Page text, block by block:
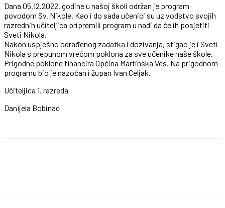
Dana 05.12.2022. godine u našoj školi održan je program
povodom Sv. Nikole. Kao i do sada učenici su uz vodstvo svojih
razrednih učiteljica pripremili program u nadi da će ih posjetiti
Sveti Nikola.
Nakon uspješno odrađenog zadatka i dozivanja, stigao je i Sveti
Nikola s prepunom vrećom poklona za sve učenike naše škole.
Prigodne poklone financira Općina Martinska Ves. Na prigodnom
programu bio je nazočan i župan Ivan Celjak.
Učiteljica 1. razreda
Danijela Bobinac